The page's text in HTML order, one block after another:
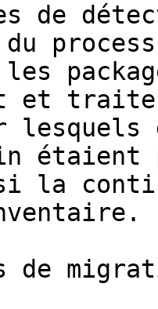
de
et
lesquels
étaient
la
de